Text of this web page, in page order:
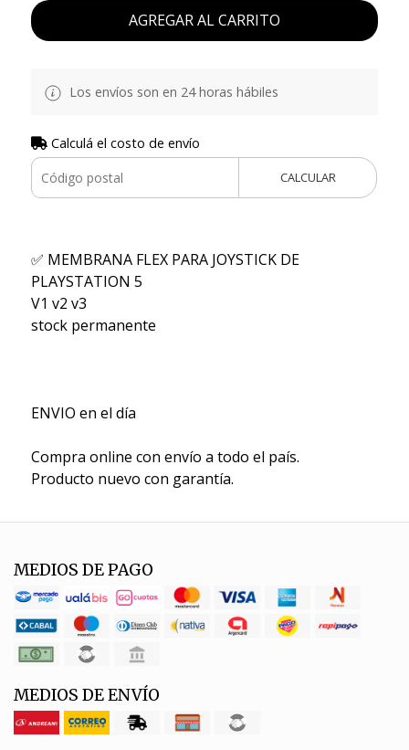
AGREGAR AL CARRITO
Los envíos son en 24 horas hábiles
Calculá el costo de envío
CALCULAR
✅ MEMBRANA FLEX PARA JOYSTICK DE
PLAYSTATION 5
V1 v2 v3
stock permanente
ENVIO en el día
Compra online con envío a todo el país.
Producto nuevo con garantía.
MEDIOS DE PAGO
MEDIOS DE ENVÍO